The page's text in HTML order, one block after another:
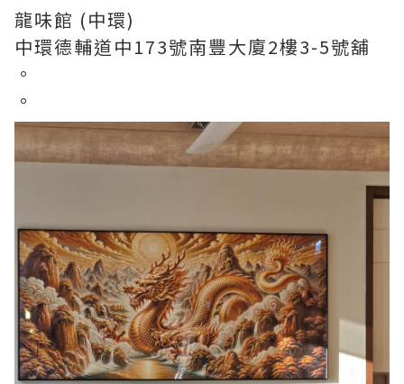
龍味館 (中環)
中環德輔道中173號南豐大廈2樓3-5號舖
。
。